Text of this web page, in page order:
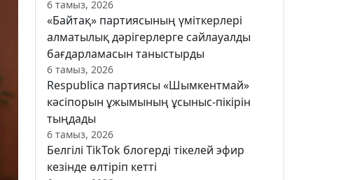
6 тамыз, 2026
«Байтақ» партиясының үміткерлері
алматылық дәрігерлерге сайлауалды
бағдарламасын таныстырды
6 тамыз, 2026
Respublica партиясы «Шымкентмай»
кәсіпорын ұжымының ұсыныс-пікірін
тыңдады
6 тамыз, 2026
Белгілі TikTok блогерді тікелей эфир
кезінде өлтіріп кетті